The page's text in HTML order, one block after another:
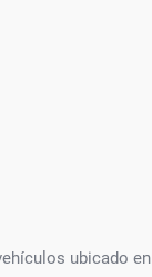
ubicado en